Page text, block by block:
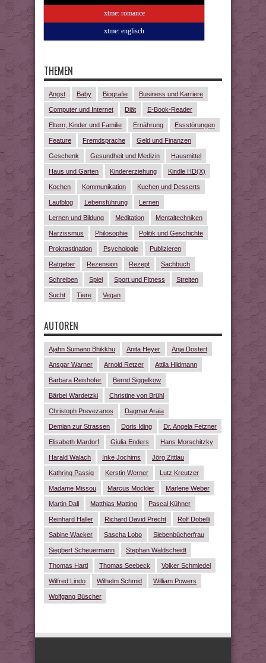
xtme: romance
xtme: englisch
THEMEN
Angst Baby Biografie Business und Karriere
Computer und Internet Diät E-Book-Reader
Eltern, Kinder und Familie Ernährung Essstörungen
Feature Fremdsprache Geld und Finanzen
Geschenk Gesundheit und Medizin Hausmittel
Haus und Garten Kindererziehung Kindle HD(X)
Kochen Kommunikation Kuchen und Desserts
Laufblog Lebensführung Lernen
Lernen und Bildung Meditation Mentaltechniken
Narzissmus Philosophie Politik und Geschichte
Prokrastination Psychologie Publizieren
Ratgeber Rezension Rezept Sachbuch
Schreiben Spiel Sport und Fitness Streiten
Sucht Tiere Vegan
AUTOREN
Ajahn Sumano Bhikkhu Anita Heyer Anja Dostert
Ansgar Warner Arnold Retzer Attila Hildmann
Barbara Reishofer Bernd Siggelkow
Bärbel Wardetzki Christine von Brühl
Christoph Prevezanos Dagmar Araia
Demian zur Strassen Doris Iding Dr. Angela Fetzner
Elisabeth Mardorf Giulia Enders Hans Morschitzky
Harald Walach Inke Jochims Jörg Zittlau
Kathring Passig Kerstin Werner Lutz Kreutzer
Madame Missou Marcus Mockler Marlene Weber
Martin Dall Matthias Matting Pascal Kühner
Reinhard Haller Richard David Precht Rolf Dobelli
Sabine Wacker Sascha Lobo Siebenbücherfrau
Siegbert Scheuermann Stephan Waldscheidt
Thomas Hartl Thomas Seebeck Volker Schmiedel
Wilfred Lindo Wilhelm Schmid William Powers
Wolfgang Büscher